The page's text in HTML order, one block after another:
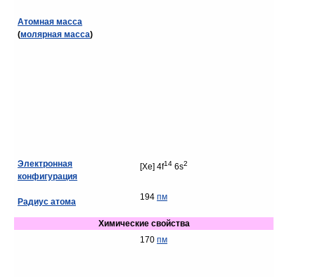
Атомная масса
(молярная масса)
Электронная
конфигурация
[Xe] 4f14 6s2
Радиус атома 194 пм
Химические свойства
170 пм